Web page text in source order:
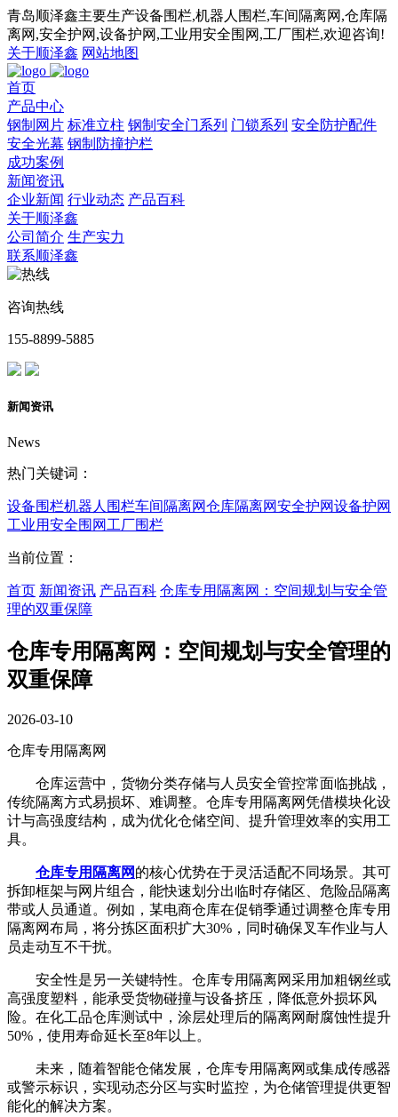
青岛顺泽鑫主要生产设备围栏,机器人围栏,车间隔离网,仓库隔
离网,安全护网,设备护网,工业用安全围网,工厂围栏,欢迎咨询!
关于顺泽鑫 网站地图
首页
产品中心
钢制网片 标准立柱 钢制安全门系列 门锁系列 安全防护配件
安全光幕 钢制防撞护栏
成功案例
新闻资讯
企业新闻 行业动态 产品百科
关于顺泽鑫
公司简介 生产实力
联系顺泽鑫
咨询热线
155-8899-5885
新闻资讯
News
热门关键词：
设备围栏机器人围栏车间隔离网仓库隔离网安全护网设备护网
工业用安全围网 工厂围栏
当前位置：
首页 新闻资讯 产品百科 仓库专用隔离网：空间规划与安全管
理的双重保障
仓库专用隔离网：空间规划与安全管理的
双重保障
2026-03-10
仓库专用隔离网
仓库运营中，货物分类存储与人员安全管控常面临挑战，
传统隔离方式易损坏、难调整。仓库专用隔离网凭借模块化设
计与高强度结构，成为优化仓储空间、提升管理效率的实用工
具。
仓库专用隔离网的核心优势在于灵活适配不同场景。其可
拆卸框架与网片组合，能快速划分出临时存储区、危险品隔离
带或人员通道。例如，某电商仓库在促销季通过调整仓库专用
隔离网布局，将分拣区面积扩大30%，同时确保叉车作业与人
员走动互不干扰。
安全性是另一关键特性。仓库专用隔离网采用加粗钢丝或
高强度塑料，能承受货物碰撞与设备挤压，降低意外损坏风
险。在化工品仓库测试中，涂层处理后的隔离网耐腐蚀性提升
50%，使用寿命延长至8年以上。
未来，随着智能仓储发展，仓库专用隔离网或集成传感器
或警示标识，实现动态分区与实时监控，为仓储管理提供更智
能化的解决方案。